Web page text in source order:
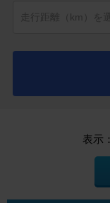
表示：